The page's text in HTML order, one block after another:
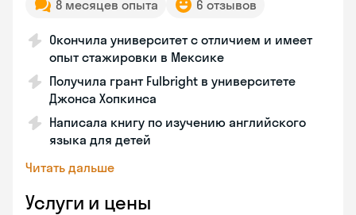
8 месяцев опыта
6 отзывов
Окончила университет с отличием и имеет
опыт стажировки в Мексике
Получила грант Fulbright в университете
Джонса Хопкинса
Написала книгу по изучению английского
языка для детей
Читать дальше
Услуги и цены